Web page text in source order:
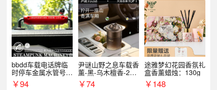
bbdd车载电话牌临
时停车金属水管号码
牌可隐藏创意趣味
￥94
尹谜山野之息车载香
薰-黑-乌木檀香-200
g￥74
途雅梦幻花园香氛礼
盒香薰蜡烛：130g
￥148